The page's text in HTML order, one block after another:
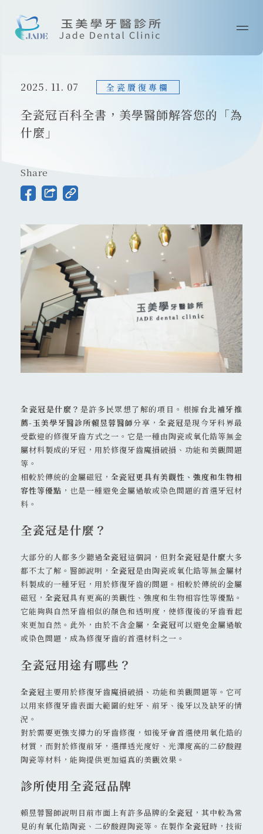
首頁
關於我們
最新消息
院所資訊
02 8911 0109
2025. 11. 07 全瓷贗復專欄
全瓷冠百科全書，美學醫師解答您的「為
什麼」
Share
全瓷冠是什麼？ 是許多民眾想了解的項目。根據台北補牙推
薦-玉美學牙醫診所賴昱蓉醫師分享，全瓷冠是現今牙科界最
受歡迎的修復牙齒方式之一。它是一種由陶瓷或氧化鋯等無金
屬材料製成的牙冠，用於修復牙齒魔損破損、功能和美觀問題
等。
相較於傳統的金屬磁冠， 全瓷冠更具有美觀性、強度和生物相
容性等優點 ，也是一種避免金屬過敏或染色問題的首選牙冠材
料。
全瓷冠是什麼？
大部分的人都多少聽過全瓷冠這個詞，但對全瓷冠是什麼大多
都不太了解。醫師說明， 全瓷冠是由陶瓷或氧化鋯等無金屬材
料製成的一種牙冠，用於修復牙齒的問題。相較於傳統的金屬
磁冠， 全瓷冠具有更高的美觀性、強度和生物相容性等優點。
它能夠與自然牙齒相似的顏色和透明度，使修復後的牙齒看起
來更加自然。此外，由於不含金屬， 全瓷冠可以避免金屬過敏
或染色問題，成為修復牙齒的首選材料之一。
全瓷冠用途有哪些？
全瓷冠主要用於修復牙齒魔損破損、功能和美觀問題等。它可
以用來修復牙齒表面大範圍的蛀牙、前牙、後牙以及缺牙的情
況。
對於需要更強支撐力的牙齒修復，如後牙會首選使用氧化鋯的
材質，而對於修復前牙，選擇透光度好、光澤度高的二矽酸鋰
陶瓷等材料，能夠提供更加逼真的美觀效果。
診所使用全瓷冠品牌
賴昱蓉醫師說明目前市面上有許多品牌的全瓷冠 ，其中較為常
見的有氧化鋯陶瓷、二矽酸鋰陶瓷等。在製作全瓷冠時，技術